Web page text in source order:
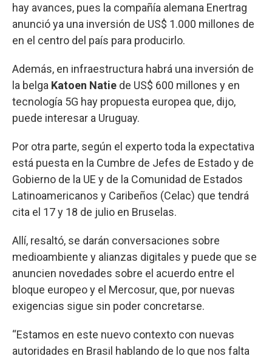
hay avances, pues la compañía alemana Enertrag
anunció ya una inversión de US$ 1.000 millones de
en el centro del país para producirlo.
Además, en infraestructura habrá una inversión de
la belga Katoen Natie de US$ 600 millones y en
tecnología 5G hay propuesta europea que, dijo,
puede interesar a Uruguay.
Por otra parte, según el experto toda la expectativa
está puesta en la Cumbre de Jefes de Estado y de
Gobierno de la UE y de la Comunidad de Estados
Latinoamericanos y Caribeños (Celac) que tendrá
cita el 17 y 18 de julio en Bruselas.
Allí, resaltó, se darán conversaciones sobre
medioambiente y alianzas digitales y puede que se
anuncien novedades sobre el acuerdo entre el
bloque europeo y el Mercosur, que, por nuevas
exigencias sigue sin poder concretarse.
“Estamos en este nuevo contexto con nuevas
autoridades en Brasil hablando de lo que nos falta